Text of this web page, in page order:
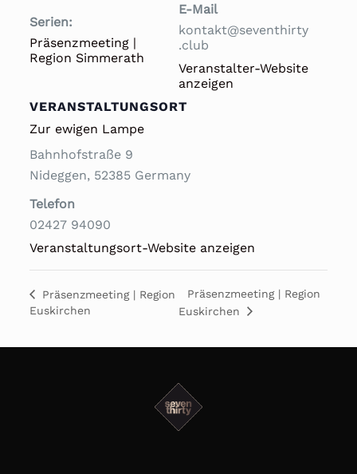
Serien:
Präsenzmeeting |
Region Simmerath
VERANSTALTUNGSORT
Zur ewigen Lampe
Bahnhofstraße 9
Nideggen, 52385 Germany
Telefon
02427 94090
Veranstaltungsort-Website anzeigen
E-Mail
kontakt@seventhirty
.club
Veranstalter-Website
anzeigen
Präsenzmeeting | Region
Euskirchen
Präsenzmeeting | Region
Euskirchen